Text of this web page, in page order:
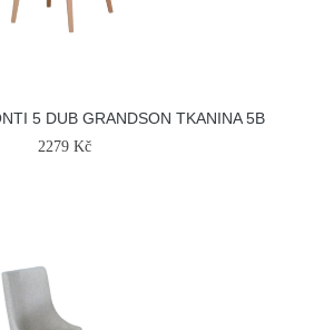
5 DUB GRANDSON TKANINA 5B
2279 Kč